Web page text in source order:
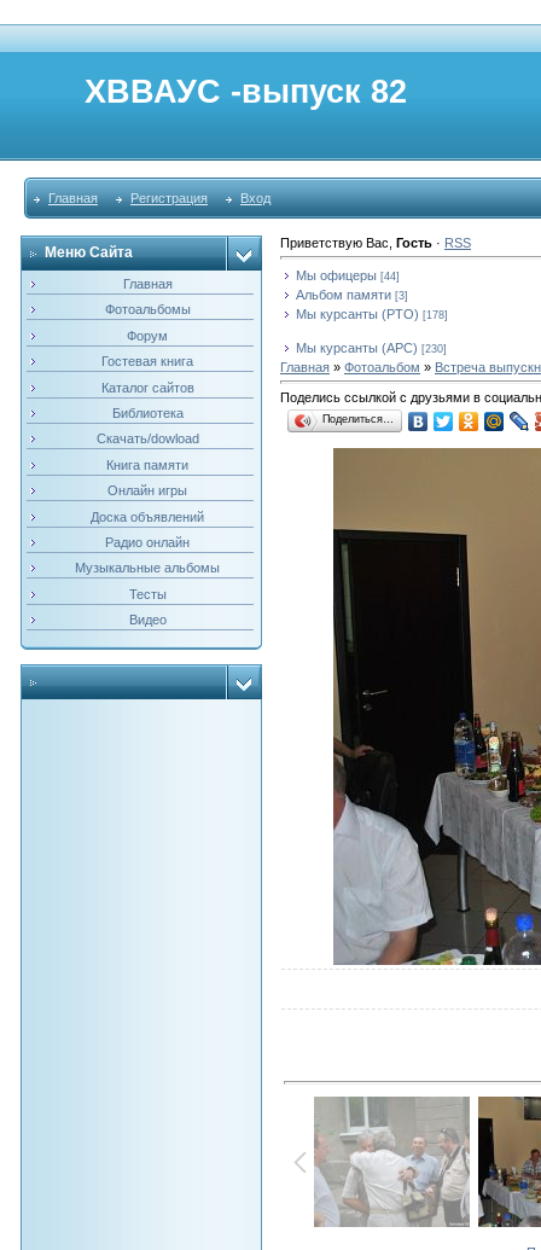
ХВВАУС -выпуск 82
Главная Регистрация Вход
Меню Сайта
Главная
Фотоальбомы
Форум
Гостевая книга
Каталог сайтов
Библиотека
Скачать/dowload
Книга памяти
Онлайн игры
Доска объявлений
Радио онлайн
Музыкальные альбомы
Тесты
Видео
Приветствую Вас Гость· RSS
Мы офицеры [44]
Альбом памяти [3]
Мы курсанты (РТО) [178]
Мы курсанты (АРС) [230]
Главная» Фотоальбом » Встреча
Поделись ссылкой с друзьями в
Поделиться…